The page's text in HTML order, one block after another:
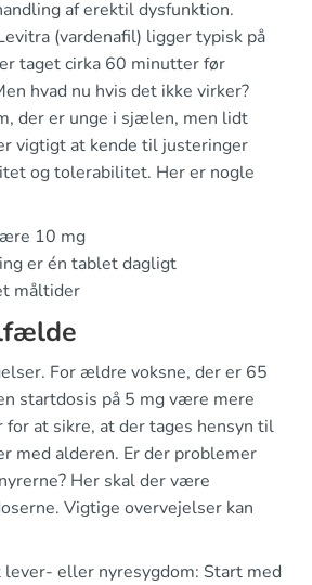
af erektil dysfunktion.
(vardenafil) ligger typisk på
taget cirka 60 minutter før
hvad nu hvis det ikke virker?
der er unge i sjælen, men lidt
vigtigt at kende til justeringer
og tolerabilitet. Her er nogle
10 mg
er én tablet dagligt
måltider
For ældre voksne, der er 65
startdosis på 5 mg være mere
for at sikre, at der tages hensyn til
med alderen. Er der problemer
Her skal der være
Vigtige overvejelser kan
eller nyresygdom: Start med